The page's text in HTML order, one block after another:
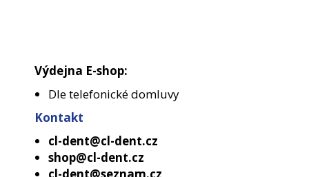
Výdejna E-shop:
Dle telefonické domluvy
Kontakt
cl-dent@cl-dent.cz
shop@cl-dent.cz